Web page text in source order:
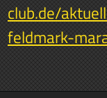
club.de/
feldmark-